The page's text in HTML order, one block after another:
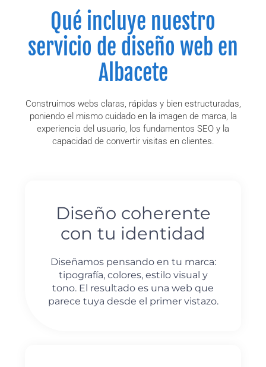
Qué incluye nuestro
servicio de diseño web en
Albacete
Construimos webs claras, rápidas y bien estructuradas,
poniendo el mismo cuidado en la imagen de marca, la
experiencia del usuario, los fundamentos SEO y la
capacidad de convertir visitas en clientes.
Diseño coherente
con tu identidad
Diseñamos pensando en tu marca:
tipografía, colores, estilo visual y
tono. El resultado es una web que
parece tuya desde el primer vistazo.